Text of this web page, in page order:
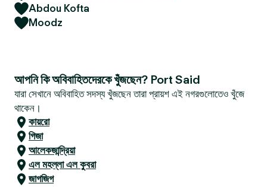
Abdou Kofta
Moodz
আপনি কি অবিবাহিতদেরকে খুঁজছেন? Port Said
যারা সেখানে অবিবাহিত সদস্য খুঁজছেন তারা প্রায়শ এই নগরগুলোতেও খুঁজে
থাকেন।
কায়রো
গিজা
আলেকজান্দ্রিয়া
এল মহল্লা এল কুবরা
জাগজিগ